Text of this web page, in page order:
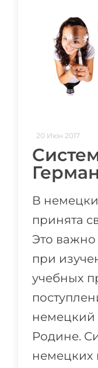
20 Июн 2017
В
принята
Это важно
при
учебных
немецкий
Родине.
немецких